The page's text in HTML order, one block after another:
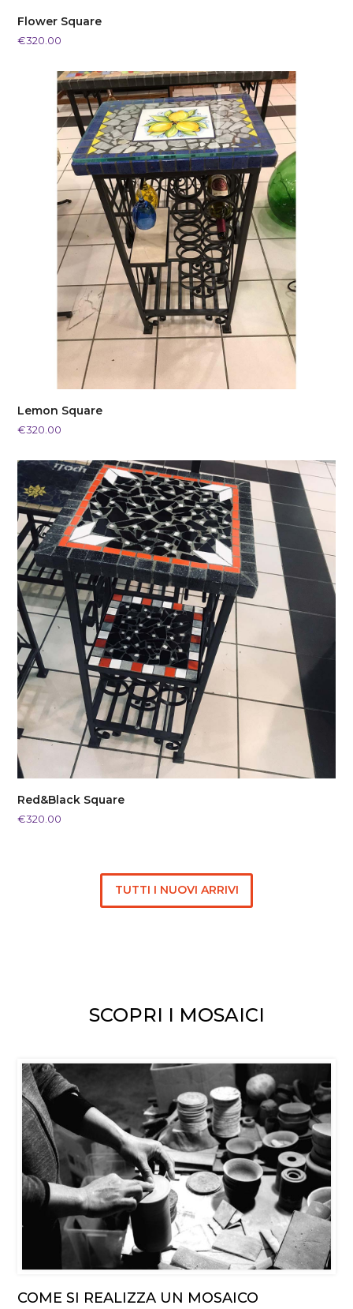
Flower Square
€320.00
Lemon Square
€320.00
Red&Black Square
€320.00
TUTTI I NUOVI ARRIVI
SCOPRI I MOSAICI
COME SI REALIZZA UN MOSAICO